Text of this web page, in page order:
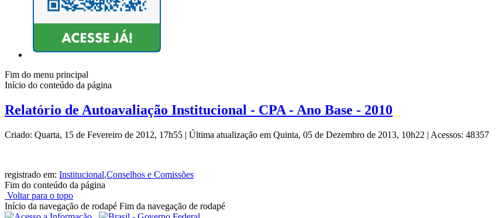
Fim do menu principal
Início do conteúdo da página
Relatório de Autoavaliação Institucional - CPA - Ano Base - 2010
Criado: Quarta, 15 de Fevereiro de 2012, 17h55 | Última atualização em Quinta, 05 de Dezembro de 2013, 10h22 | Acessos: 48357
registrado em: Institucional,Conselhos e Comissões
Fim do conteúdo da página
Voltar para o topo
Início da navegação de rodapé Fim da navegação de rodapé